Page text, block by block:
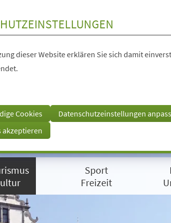
dieser Website erklären Sie sich damit
Cookies
Datenschutzeinstellungen
akzeptieren
Sport
Freizeit